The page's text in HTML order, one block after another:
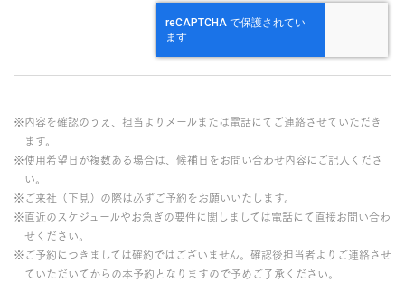
※内容を確認のうえ、担当よりメールまたは電話にてご連絡させていただき
ます。
※使用希望日が複数ある場合は、候補日をお問い合わせ内容にご記入くださ
い。
※ご来社（下見）の際は必ずご予約をお願いいたします。
※直近のスケジュールやお急ぎの要件に関しましては電話にて直接お問い合わ
せください。
※ご予約につきましては確約ではございません。確認後担当者よりご連絡させ
ていただいてからの本予約となりますので予めご了承ください。